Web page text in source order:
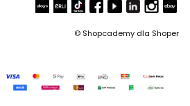
© Shopcademy dla Shoper